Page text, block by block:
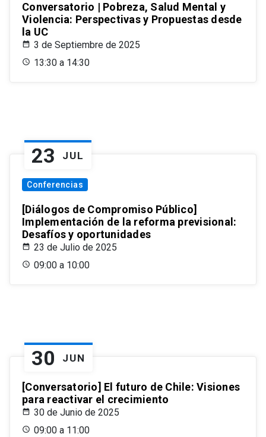
Conversatorio | Pobreza, Salud Mental y
Violencia: Perspectivas y Propuestas desde
la UC
3 de Septiembre de 2025
13:30 a 14:30
23 JUL
Conferencias
[Diálogos de Compromiso Público]
Implementación de la reforma previsional:
Desafíos y oportunidades
23 de Julio de 2025
09:00 a 10:00
30 JUN
[Conversatorio] El futuro de Chile: Visiones
para reactivar el crecimiento
30 de Junio de 2025
09:00 a 11:00